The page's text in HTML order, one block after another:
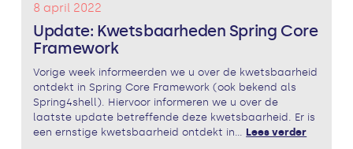
8 april 2022
Update: Kwetsbaarheden Spring Core
Framework
Vorige week informeerden we u over de kwetsbaarheid
ontdekt in Spring Core Framework (ook bekend als
Spring4shell). Hiervoor informeren we u over de
laatste update betreffende deze kwetsbaarheid. Er is
een ernstige kwetsbaarheid ontdekt in... Lees verder